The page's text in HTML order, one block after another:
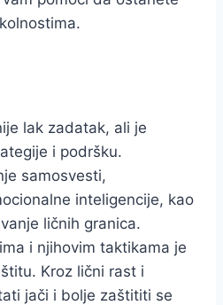
lak zadatak, ali je
i podršku.
samosvesti,
inteligencije, kao
ličnih granica.
i njihovim taktikama je
Kroz lični rast i
jači i bolje zaštititi se